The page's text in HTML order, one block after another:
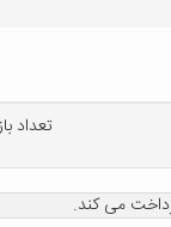
تعداد